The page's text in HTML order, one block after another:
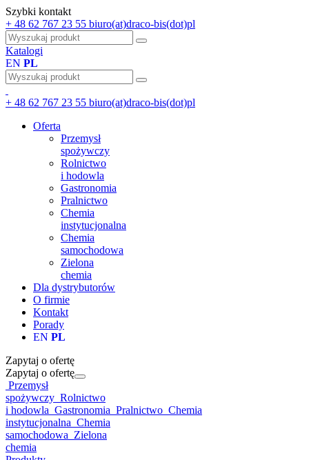
Szybki kontakt
+ 48 62 767 23 55 biuro(at)draco-bis(dot)pl
Katalogi
EN PL
+ 48 62 767 23 55 biuro(at)draco-bis(dot)pl
Oferta
Przemysł
spożywczy
Rolnictwo
i hodowla
Gastronomia
Pralnictwo
Chemia
instytucjonalna
Chemia
samochodowa
Zielona
chemia
Dla dystrybutorów
O firmie
Kontakt
Porady
EN PL
Zapytaj o ofertę
Zapytaj o ofertę
Przemysł
spożywczy Rolnictwo
i hodowla Gastronomia Pralnictwo Chemia
instytucjonalna Chemia
samochodowa Zielona
chemia